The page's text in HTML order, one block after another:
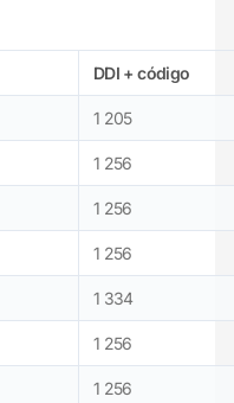
DDI + código
1 205
1 256
1 256
1 256
1 334
1 256
1 256